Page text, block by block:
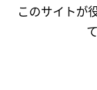
このサイトが